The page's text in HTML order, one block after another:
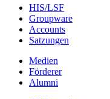
HIS/LSF
Groupware
Accounts
Satzungen
Medien
Förderer
Alumni